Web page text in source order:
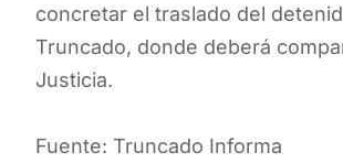
concretar el traslado del
Truncado, donde deberá
Justicia.
Fuente: Truncado Informa